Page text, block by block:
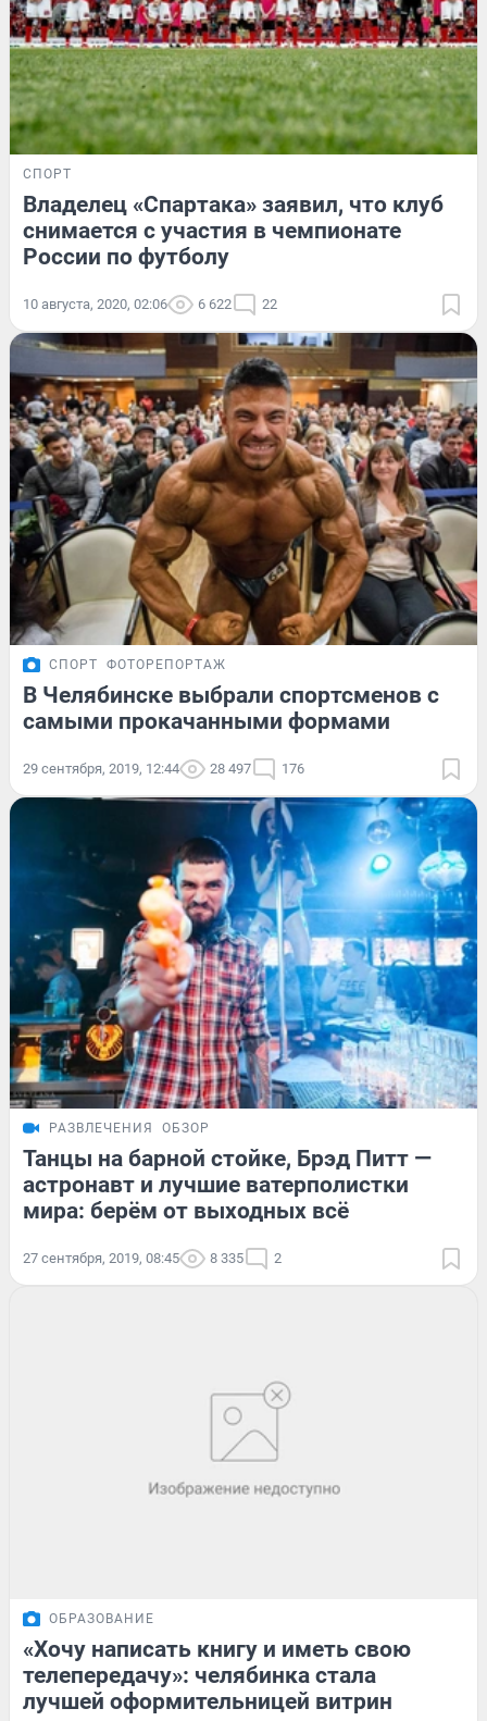
СПОРТ
Владелец «Спартака» заявил, что клуб
снимается с участия в чемпионате
России по футболу
10 августа, 2020, 02:06 6 622 22
СПОРТ ФОТОРЕПОРТАЖ
В Челябинске выбрали спортсменов с
самыми прокачанными формами
29 сентября, 2019, 12:44 28 497 176
РАЗВЛЕЧЕНИЯ ОБЗОР
Танцы на барной стойке, Брэд Питт —
астронавт и лучшие ватерполистки
мира: берём от выходных всё
27 сентября, 2019, 08:45 8 335 2
ОБРАЗОВАНИЕ
«Хочу написать книгу и иметь свою
телепередачу»: челябинка стала
лучшей оформительницей витрин